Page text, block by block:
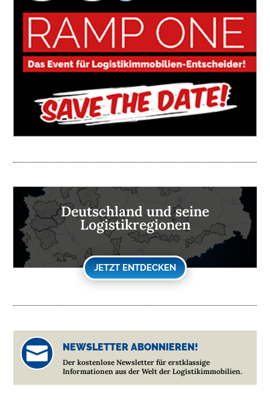
Deutschland und seine
Logistikregionen
JETZT ENTDECKEN
 NEWSLETTER ABONNIEREN!
Der kostenlose Newsletter für erstklassige
Informationen aus der Welt der Logistikimmobilien.